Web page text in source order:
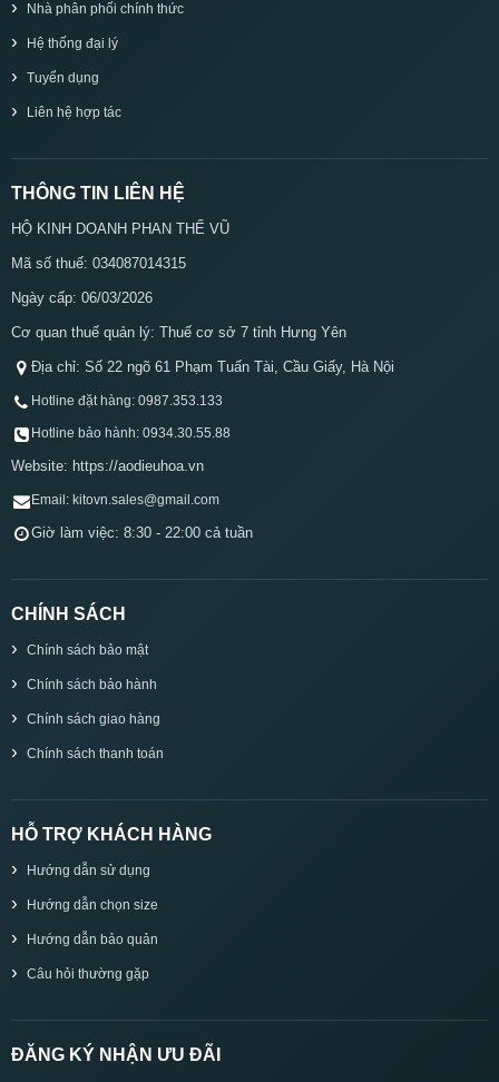
Nhà phân phối chính thức
Hệ thống đại lý
Tuyển dụng
Liên hệ hợp tác
THÔNG TIN LIÊN HỆ
HỘ KINH DOANH PHAN THẾ VŨ
Mã số thuế: 034087014315
Ngày cấp: 06/03/2026
Cơ quan thuế quản lý: Thuế cơ sở 7 tỉnh Hưng Yên
Địa chỉ: Số 22 ngõ 61 Phạm Tuấn Tài, Cầu Giấy, Hà Nội
Hotline đặt hàng: 0987.353.133
Hotline bảo hành: 0934.30.55.88
Website: https://aodieuhoa.vn
Email: kitovn.sales@gmail.com
Giờ làm việc: 8:30 - 22:00 cả tuần
CHÍNH SÁCH
Chính sách bảo mật
Chính sách bảo hành
Chính sách giao hàng
Chính sách thanh toán
HỖ TRỢ KHÁCH HÀNG
Hướng dẫn sử dụng
Hướng dẫn chọn size
Hướng dẫn bảo quản
Câu hỏi thường gặp
ĐĂNG KÝ NHẬN ƯU ĐÃI